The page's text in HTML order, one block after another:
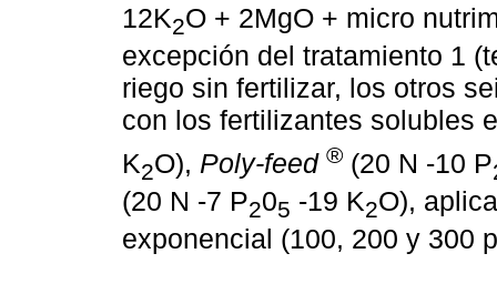
12K2O + 2MgO + micro
excepción del tratamiento 1
riego sin fertilizar, los otros
con los fertilizantes solubles
K2O), Poly-feed ® (20 N -10 P
(20 N -7 P205 -19 K2O),
exponencial (100, 200 y 300